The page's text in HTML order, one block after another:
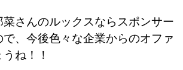
さんのルックスならスポンサー
で、今後色々な企業からのオファ
ね！！